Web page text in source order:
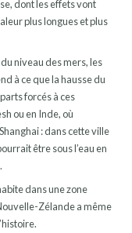
dont les effets vont
plus longues et plus
niveau des mers, les
à ce que la hausse du
forcés à ces
ou en Inde, où
: dans cette ville
être sous l’eau en
dans une zone
Zélande a même